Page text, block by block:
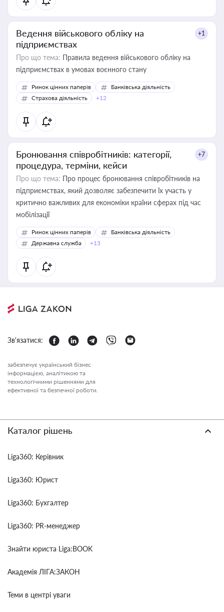
Ведення військового обліку на
підприємствах
+1
Про що тема: Правила ведення військового обліку на
підприємствах в умовах воєнного стану
Ринок цінних паперів
Банківська діяльність
Страхова діяльність
+12
Бронювання співробітників: категорії,
процедура, терміни, кейси
+7
Про що тема: Про процес бронювання співробітників на
підприємствах, який дозволяє забезпечити їх участь у
критично важливих для економіки країни сферах під час
мобілізації
Ринок цінних паперів
Банківська діяльність
Державна служба
+13
Зв'язатися:
забезпечує український бізнес
інформацією, аналітикою та
технологічними рішеннями для
ефективної та безпечної роботи.
Каталог рішень
Liga360: Керівник
Liga360: Юрист
Liga360: Бухгалтер
Liga360: PR-менеджер
Знайти юриста Liga:BOOK
Академія ЛІГА:ЗАКОН
Теми в центрі уваги